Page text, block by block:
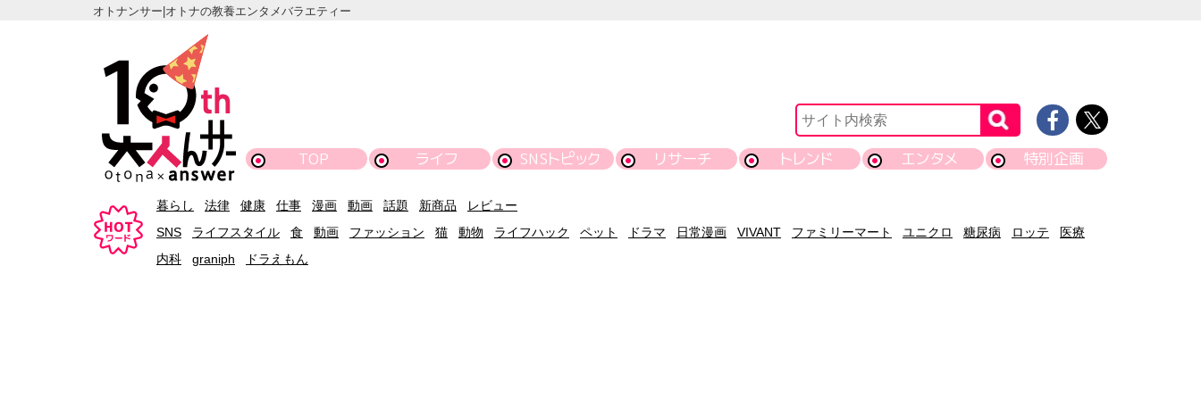
オトナンサー|オトナの教養エンタメバラエティー
TOP ライフ SNSトピック リサーチ トレンド エンタメ 特別企画
暮らし 法律 健康 仕事 漫画 動画 話題 新商品
レビュー
SNS
ライフスタイル 食 動画 ファッション 猫 動物 ライフハック ペット ドラマ 日常漫画 VIVANT ファミリーマート ユニクロ 糖尿病 ロッテ
医療
内科
graniph ドラえもん